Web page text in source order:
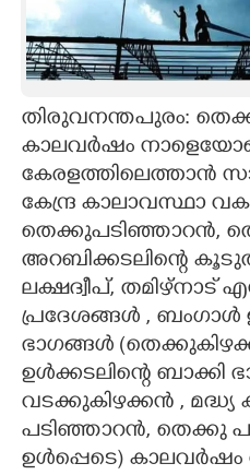
ASTRO
CARTOONS
LITERATURE
ZOOM
CONTACT US
തിരുവനന്തപുരം:
കാലവർഷം
കേരളത്തിലെത്താൻ
കേന്ദ്ര കാലാവസ്ഥാ
തെക്കുപടിഞ്ഞാറൻ,​
അറബിക്കടലിന്റെ
ലക്ഷദ്വീപ്,​ തമിഴ്നാട്
പ്രദേശങ്ങൾ ,​ ബംഗാൾ
ഭാഗങ്ങൾ
ഉൾക്കടലിന്റെ ബാക്കി
വടക്കുകിഴക്കൻ ,​ മദ്ധ്യ
പടിഞ്ഞാറൻ,​ തെക്കു
ഉൾപ്പെടെ)​ കാലവർഷം